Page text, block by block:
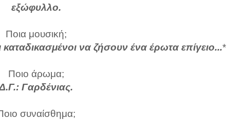
εξώφυλλο.
Ποια μουσική;
να ζήσουν ένα έρωτα επίγειο...*
Ποιο άρωμα;
Γαρδένιας.
συναίσθημα;